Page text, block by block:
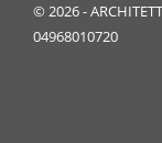
© 2026 -
04968010720